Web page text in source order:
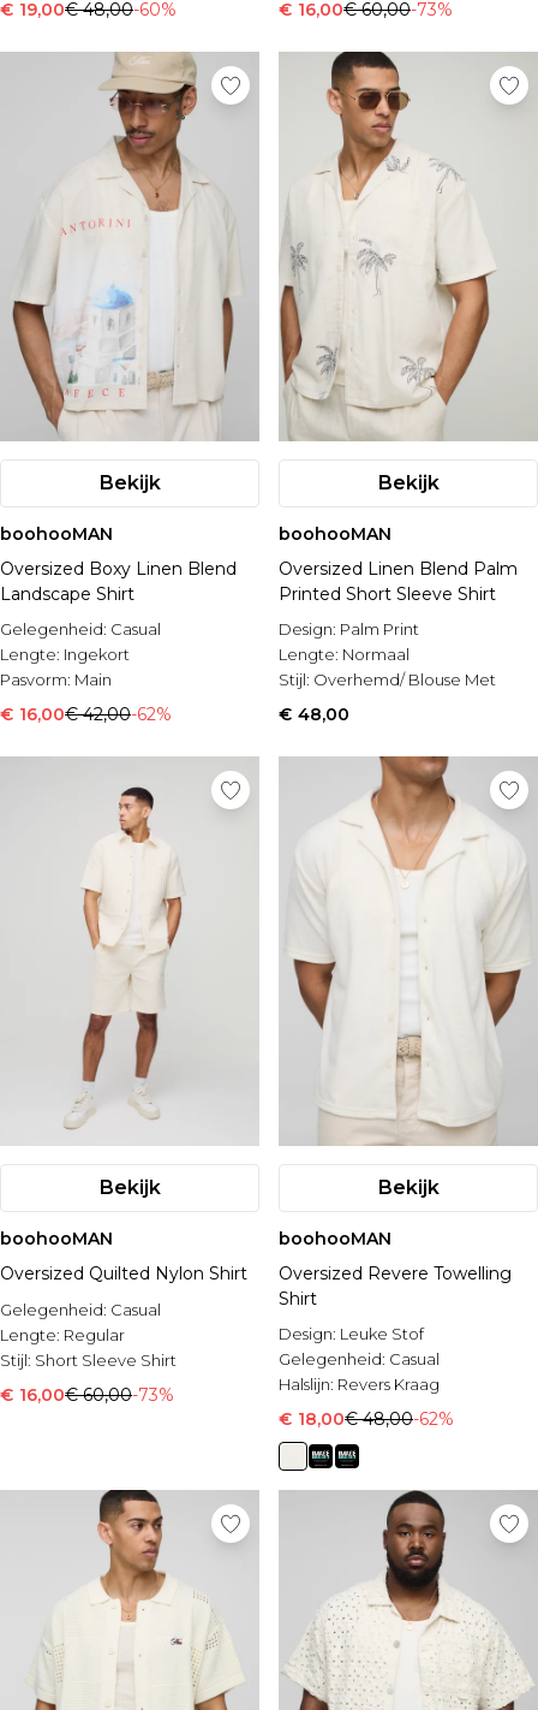
€ 19,00€ 48,00-60% € 16,00€ 60,00-73%
Bekijk
boohooMAN
Oversized Boxy Linen Blend
Landscape Shirt
Gelegenheid: Casual
Lengte: Ingekort
Pasvorm: Main
€ 16,00€ 42,00-62%
Bekijk
boohooMAN
Oversized Linen Blend Palm
Printed Short Sleeve Shirt
Design: Palm Print
Lengte: Normaal
Stijl: Overhemd/ Blouse Met
Opdruk
€ 48,00
Bekijk
boohooMAN
Oversized Quilted Nylon Shirt
Gelegenheid: Casual
Lengte: Regular
Stijl: Short Sleeve Shirt
€ 16,00€ 60,00-73%
Bekijk
boohooMAN
Oversized Revere Towelling
Shirt
Design: Leuke Stof
Gelegenheid: Casual
Halslijn: Revers Kraag
€ 18,00€ 48,00-62%